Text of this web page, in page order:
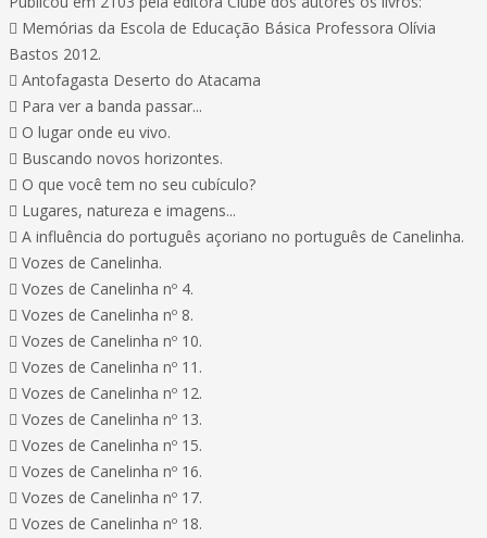
 Memórias da Escola de Educação Básica Professora Olívia
Bastos 2012.
 Antofagasta Deserto do Atacama
 Para ver a banda passar...
 O lugar onde eu vivo.
 Buscando novos horizontes.
 O que você tem no seu cubículo?
 Lugares, natureza e imagens...
 A influência do português açoriano no português de Canelinha.
 Vozes de Canelinha.
 Vozes de Canelinha nº 4.
 Vozes de Canelinha nº 8.
 Vozes de Canelinha nº 10.
 Vozes de Canelinha nº 11.
 Vozes de Canelinha nº 12.
 Vozes de Canelinha nº 13.
 Vozes de Canelinha nº 15.
 Vozes de Canelinha nº 16.
 Vozes de Canelinha nº 17.
 Vozes de Canelinha nº 18.